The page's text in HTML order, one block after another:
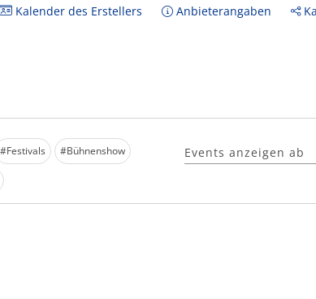
Kalender des Erstellers Anbieterangaben
#Festivals #Bühnenshow Events anzeigen ab